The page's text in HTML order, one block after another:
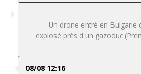
Un drone entré en Bulgarie
explosé près d'un gazoduc
08/08 12:16